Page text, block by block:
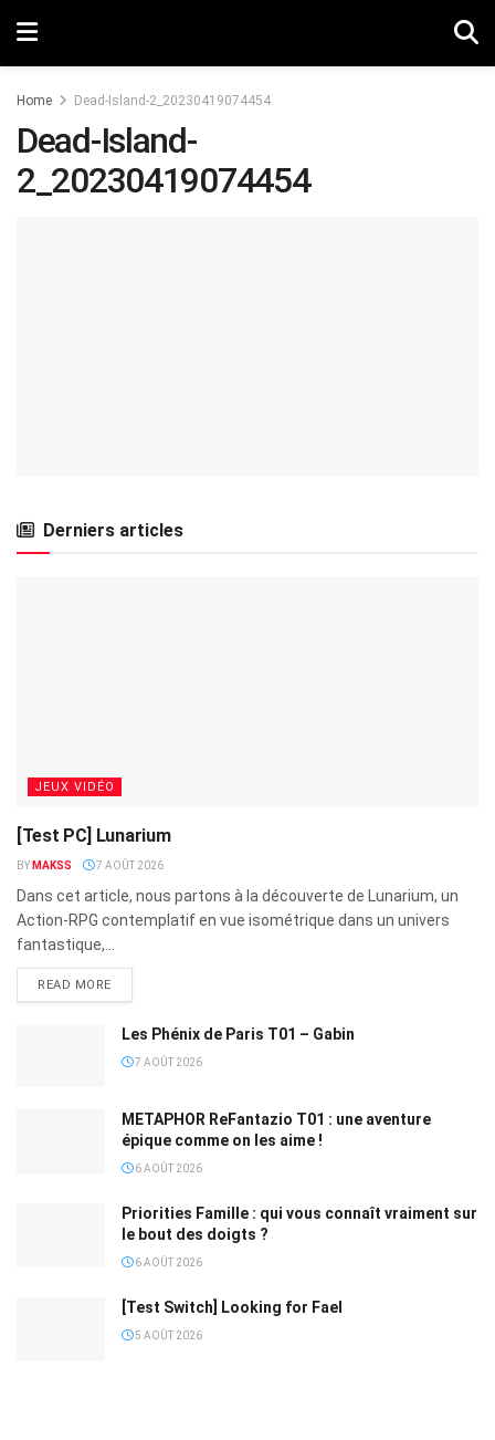
Home Dead-Island-2_20230419074454
Dead-Island-
2_20230419074454
Derniers articles
JEUX VIDÉO
[Test PC] Lunarium
BY MAKSS 7 AOÛT 2026
Dans cet article, nous partons à la découverte de Lunarium, un
Action-RPG contemplatif en vue isométrique dans un univers
fantastique,...
READ MORE
Les Phénix de Paris T01 – Gabin
7 AOÛT 2026
METAPHOR ReFantazio T01 : une aventure
épique comme on les aime !
6 AOÛT 2026
Priorities Famille : qui vous connaît vraiment sur
le bout des doigts ?
6 AOÛT 2026
[Test Switch] Looking for Fael
5 AOÛT 2026